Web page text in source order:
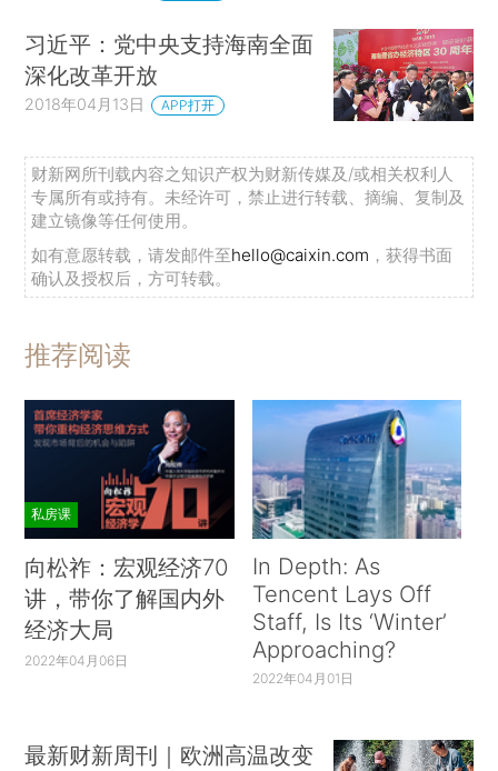
习近平：党中央支持海南全面
深化改革开放
2018年04月13日 APP打开
财新网所刊载内容之知识产权为财新传媒及/或相关权利人
专属所有或持有。未经许可，禁止进行转载、摘编、复制及
建立镜像等任何使用。
如有意愿转载，请发邮件至hello@caixin.com ，获得书面
确认及授权后，方可转载。
推荐阅读
私房课
向松祚：宏观经济70
讲，带你了解国内外
经济大局
2022年04月06日
In Depth: As
Tencent Lays Off
Staff, Is Its ‘Winter’
Approaching?
2022年04月01日
最新财新周刊｜欧洲高温改变